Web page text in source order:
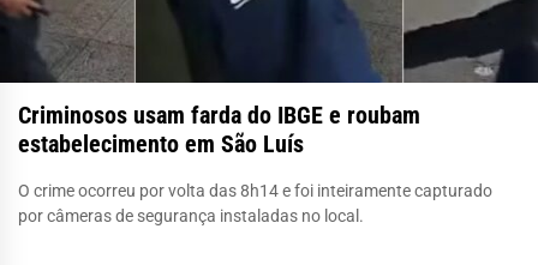
Criminosos usam farda do IBGE e roubam
estabelecimento em São Luís
O crime ocorreu por volta das 8h14 e foi inteiramente capturado
por câmeras de segurança instaladas no local.